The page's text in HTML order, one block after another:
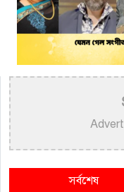
সর্বশেষ